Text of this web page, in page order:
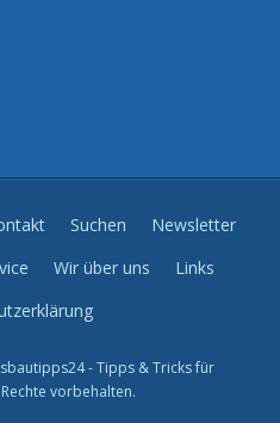
Suchen
Newsletter
Wir über uns
Links
- Tipps & Tricks für
vorbehalten.